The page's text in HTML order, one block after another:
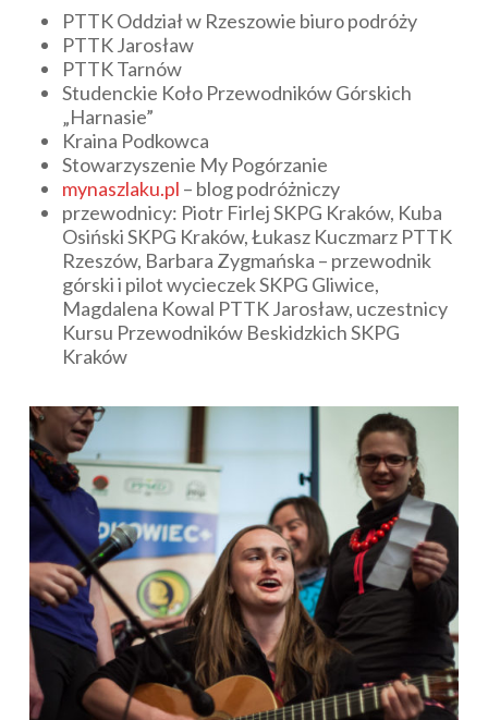
PTTK Oddział w Rzeszowie biuro podróży
PTTK Jarosław
PTTK Tarnów
Studenckie Koło Przewodników Górskich
„Harnasie”
Kraina Podkowca
Stowarzyszenie My Pogórzanie
mynaszlaku.pl – blog podróżniczy
przewodnicy: Piotr Firlej SKPG Kraków, Kuba
Osiński SKPG Kraków, Łukasz Kuczmarz PTTK
Rzeszów, Barbara Zygmańska – przewodnik
górski i pilot wycieczek SKPG Gliwice,
Magdalena Kowal PTTK Jarosław, uczestnicy
Kursu Przewodników Beskidzkich SKPG
Kraków